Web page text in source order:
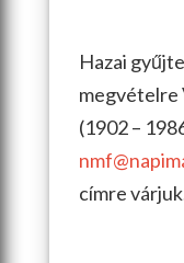
Hazai
megvételre
(1902 –
címre